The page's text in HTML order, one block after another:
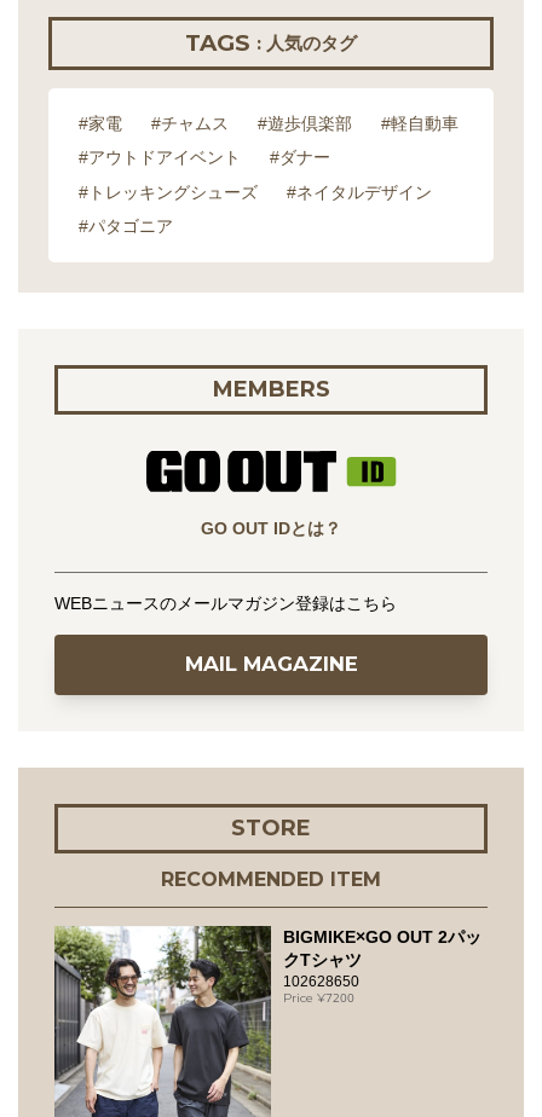
TAGS : 人気のタグ
#家電 #チャムス #遊歩倶楽部
#軽自動車
#アウトドアイベント
#ダナー
#トレッキングシューズ
#ネイタルデザイン
#パタゴニア
MEMBERS
GO OUT IDとは？
WEBニュースのメールマガジン登録はこちら
MAIL MAGAZINE
STORE
RECOMMENDED ITEM
BIGMIKE×GO OUT 2パッ
クTシャツ
102628650
7200